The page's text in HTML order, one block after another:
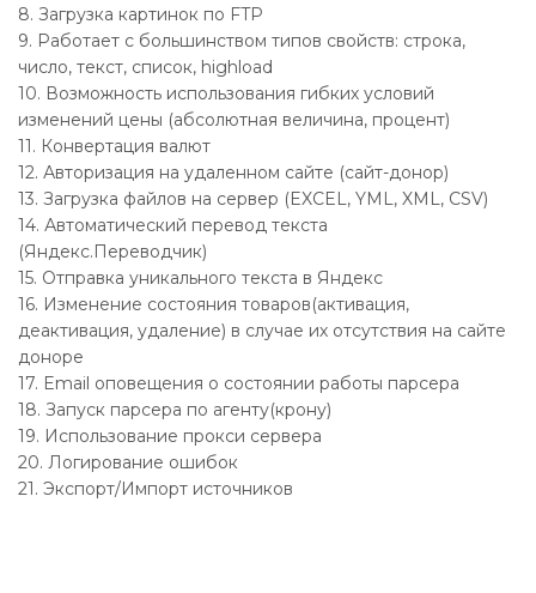
8. Загрузка картинок по FTP
9. Работает с большинством типов свойств: строка,
число, текст, список, highload
10. Возможность использования гибких условий
изменений цены (абсолютная величина, процент)
11. Конвертация валют
12. Авторизация на удаленном сайте (сайт-донор)
13. Загрузка файлов на сервер (EXCEL, YML, XML, CSV)
14. Автоматический перевод текста
(Яндекс.Переводчик)
15. Отправка уникального текста в Яндекс
16. Изменение состояния товаров(активация,
деактивация, удаление) в случае их отсутствия на сайте
доноре
17. Email оповещения о состоянии работы парсера
18. Запуск парсера по агенту(крону)
19. Использование прокси сервера
20. Логирование ошибок
21. Экспорт/Импорт источников